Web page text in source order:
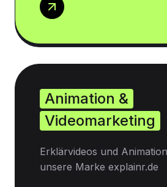
Animation &
Videomarketing
Erklärvideos und
unsere Marke explainr.de